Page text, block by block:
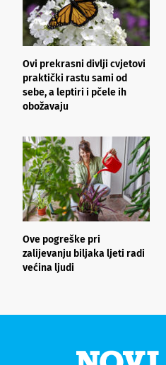
Ovi prekrasni divlji cvjetovi
praktički rastu sami od
sebe, a leptiri i pčele ih
obožavaju
Ove pogreške pri
zalijevanju biljaka ljeti radi
većina ljudi